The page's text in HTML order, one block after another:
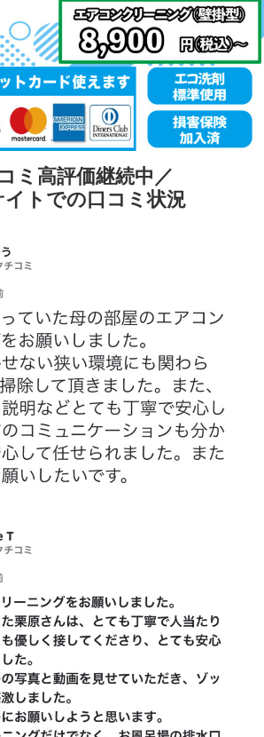
ミ高評価継続中／
イトでの口コミ状況